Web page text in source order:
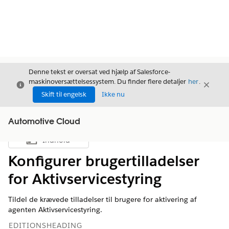
Luk
Denne tekst er oversat ved hjælp af Salesforce-
maskinoversættelsessystem. Du finder flere detaljer her.
Skift til engelsk
Ikke nu
Luk
Automotive Cloud
Vis indholdsfortegnelse
Indhold
Konfigurer brugertilladelser
for Aktivservicestyring
Tildel de krævede tilladelser til brugere for aktivering af
agenten Aktivservicestyring.
EDITIONSHEADING